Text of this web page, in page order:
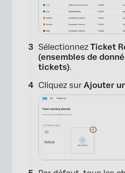
Sélectionnez Ticket
(ensembles de
tickets).
Cliquez sur Ajouter